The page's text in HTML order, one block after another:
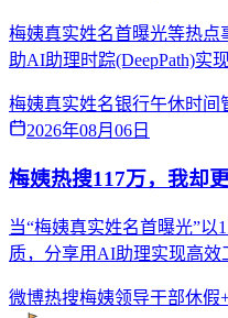
梅姨真实姓名首曝光等热点
助AI助理时踪(DeepPath)实
梅姨真实姓名银行午休时间
2026年08月06日
梅姨热搜117万，我却
当“梅姨真实姓名首曝光”
质，分享用AI助理实现高效
微博热搜梅姨领导干部休假